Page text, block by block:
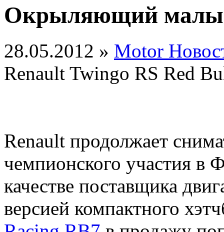
Окрыляющий
28.05.2012 » Motor
Renault Twingo RS Red
Renault продолжает
чемпионского участия в
качестве поставщика
версией компактного